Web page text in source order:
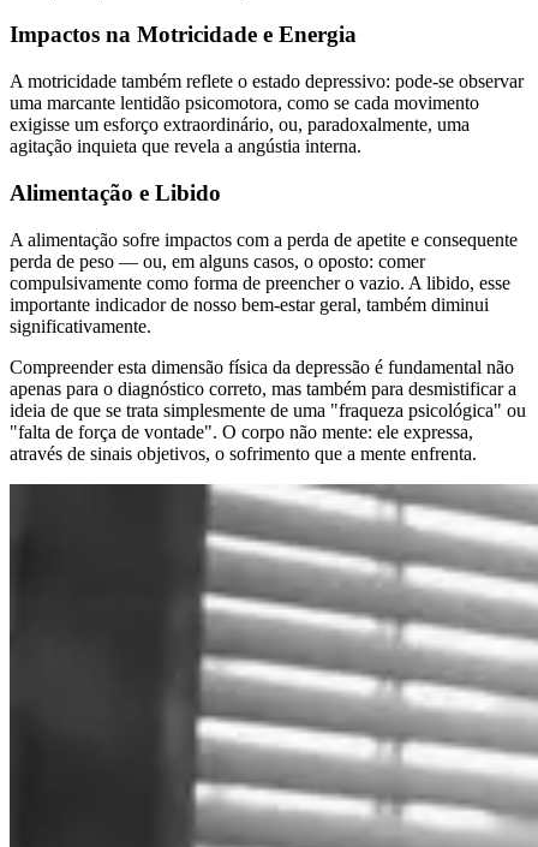
Impactos na Motricidade e Energia
A motricidade também reflete o estado depressivo: pode-se observar
uma marcante lentidão psicomotora, como se cada movimento
exigisse um esforço extraordinário, ou, paradoxalmente, uma
agitação inquieta que revela a angústia interna.
Alimentação e Libido
A alimentação sofre impactos com a perda de apetite e consequente
perda de peso — ou, em alguns casos, o oposto: comer
compulsivamente como forma de preencher o vazio. A libido, esse
importante indicador de nosso bem-estar geral, também diminui
significativamente.
Compreender esta dimensão física da depressão é fundamental não
apenas para o diagnóstico correto, mas também para desmistificar a
ideia de que se trata simplesmente de uma "fraqueza psicológica" ou
"falta de força de vontade". O corpo não mente: ele expressa,
através de sinais objetivos, o sofrimento que a mente enfrenta.